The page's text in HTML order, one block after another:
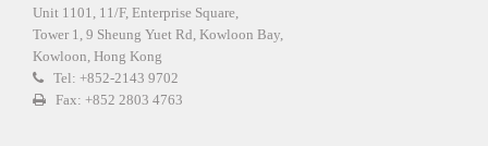
Unit 1101, 11/F, Enterprise Square,
Tower 1, 9 Sheung Yuet Rd, Kowloon Bay,
Kowloon, Hong Kong
Tel: +852-2143 9702
Fax: +852 2803 4763